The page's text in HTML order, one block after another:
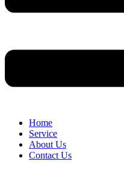
Home
Service
About Us
Contact Us